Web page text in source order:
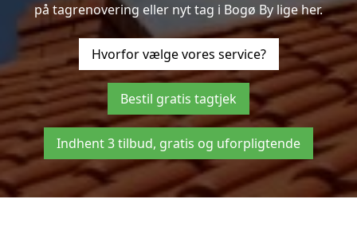
på tagrenovering eller nyt tag i Bogø By lige her.
Hvorfor vælge vores service?
Bestil gratis tagtjek
Indhent 3 tilbud, gratis og uforpligtende